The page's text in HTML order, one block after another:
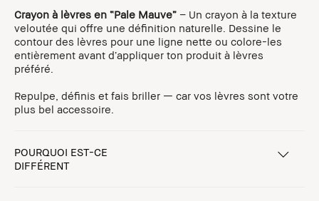
Crayon à lèvres en “Pale Mauve” – Un crayon à la texture
veloutée qui offre une définition naturelle. Dessine le
contour des lèvres pour une ligne nette ou colore-les
entièrement avant d’appliquer ton produit à lèvres
préféré.
Repulpe, définis et fais briller — car vos lèvres sont votre
plus bel accessoire.
POURQUOI EST-CE
DIFFÉRENT